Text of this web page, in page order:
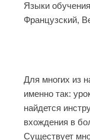
Языки
Французский,
Для многих из
именно так:
найдется
вхождения в
Существует